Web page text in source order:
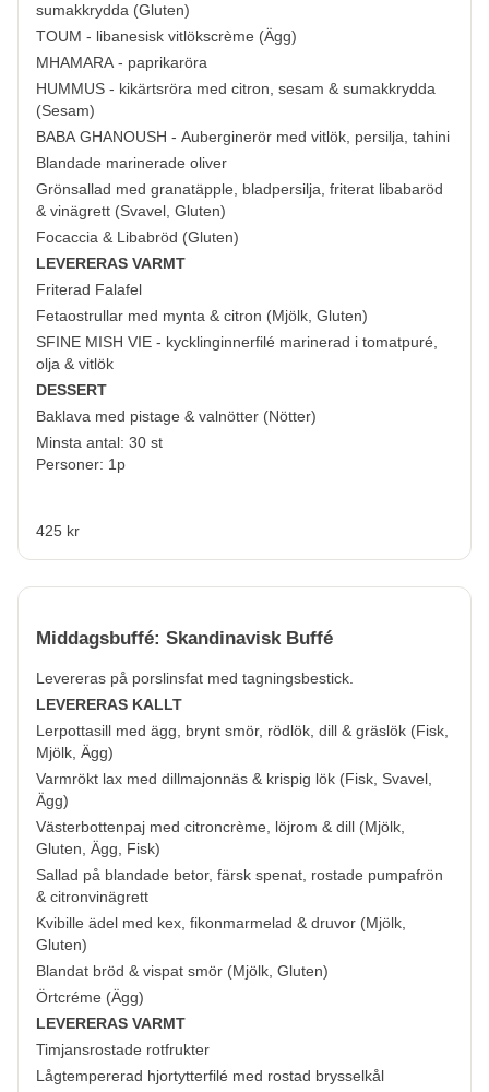
sumakkrydda (Gluten)
TOUM - libanesisk vitlökscrème (Ägg)
MHAMARA - paprikaröra
HUMMUS - kikärtsröra med citron, sesam & sumakkrydda
(Sesam)
BABA GHANOUSH - Auberginerör med vitlök, persilja, tahini
Blandade marinerade oliver
Grönsallad med granatäpple, bladpersilja, friterat libabaröd
& vinägrett (Svavel, Gluten)
Focaccia & Libabröd (Gluten)
LEVERERAS VARMT
Friterad Falafel
Fetaostrullar med mynta & citron (Mjölk, Gluten)
SFINE MISH VIE - kycklinginnerfilé marinerad i tomatpuré,
olja & vitlök
DESSERT
Baklava med pistage & valnötter (Nötter)
Minsta antal: 30 st
Personer: 1p
425 kr
Middagsbuffé: Skandinavisk Buffé
Levereras på porslinsfat med tagningsbestick.
LEVERERAS KALLT
Lerpottasill med ägg, brynt smör, rödlök, dill & gräslök (Fisk,
Mjölk, Ägg)
Varmrökt lax med dillmajonnäs & krispig lök (Fisk, Svavel,
Ägg)
Västerbottenpaj med citroncrème, löjrom & dill (Mjölk,
Gluten, Ägg, Fisk)
Sallad på blandade betor, färsk spenat, rostade pumpafrön
& citronvinägrett
Kvibille ädel med kex, fikonmarmelad & druvor (Mjölk,
Gluten)
Blandat bröd & vispat smör (Mjölk, Gluten)
Örtcréme (Ägg)
LEVERERAS VARMT
Timjansrostade rotfrukter
Lågtempererad hjortytterfilé med rostad brysselkål